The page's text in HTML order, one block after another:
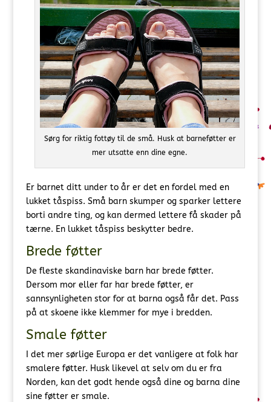
Sørg for riktig fottøy til de små. Husk at barneføtter er
mer utsatte enn dine egne.
Er barnet ditt under to år er det en fordel med en
lukket tåspiss. Små barn skumper og sparker lettere
borti andre ting, og kan dermed lettere få skader på
tærne. En lukket tåspiss beskytter bedre.
Brede føtter
De fleste skandinaviske barn har brede føtter.
Dersom mor eller far har brede føtter, er
sannsynligheten stor for at barna også får det. Pass
på at skoene ikke klemmer for mye i bredden.
Smale føtter
I det mer sørlige Europa er det vanligere at folk har
smalere føtter. Husk likevel at selv om du er fra
Norden, kan det godt hende også dine og barna dine
sine føtter er smale.